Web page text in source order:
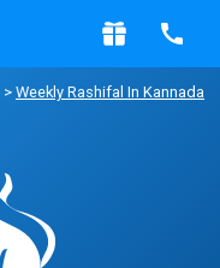
> Weekly Rashifal In Kannada